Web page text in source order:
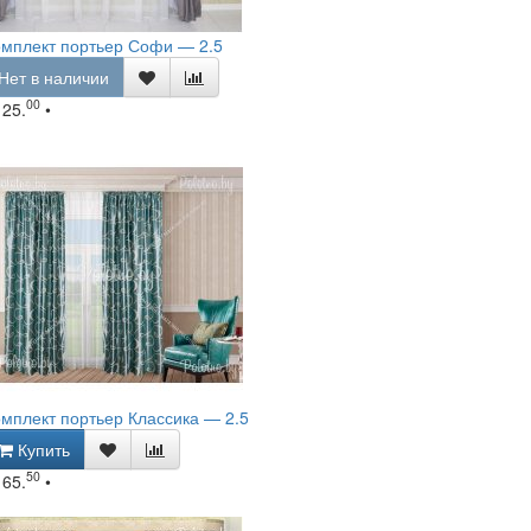
портьер Софи — 2.5
в наличии
00 •
портьер Классика — 2.5
Купить
50 •